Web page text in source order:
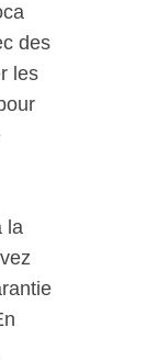
des
les
la